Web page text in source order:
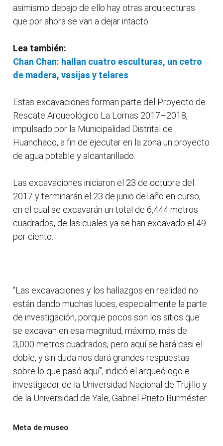
asimismo debajo de ello hay otras arquitecturas
que por ahora se van a dejar intacto.
Lea también:
Chan Chan: hallan cuatro esculturas, un cetro
de madera, vasijas y telares
Estas excavaciones forman parte del Proyecto de
Rescate Arqueológico La Lomas 2017–2018,
impulsado por la Municipalidad Distrital de
Huanchaco, a fin de ejecutar en la zona un proyecto
de agua potable y alcantarillado.
Las excavaciones iniciaron el 23 de octubre del
2017 y terminarán el 23 de junio del año en curso,
en el cual se excavarán un total de 6,444 metros
cuadrados, de las cuales ya se han excavado el 49
por ciento.
“Las excavaciones y los hallazgos en realidad no
están dando muchas luces, especialmente la parte
de investigación, porque pocos son los sitios que
se excavan en esa magnitud, máximo, más de
3,000 metros cuadrados, pero aquí se hará casi el
doble, y sin duda nos dará grandes respuestas
sobre lo que pasó aquí”, indicó el arqueólogo e
investigador de la Universidad Nacional de Trujillo y
de la Universidad de Yale, Gabriel Prieto Burméster.
Meta de museo